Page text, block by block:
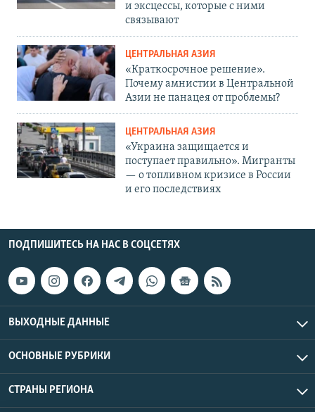
и эксцессы, которые с ними
связывают
ЦЕНТРАЛЬНАЯ АЗИЯ
«Краткосрочное решение».
Почему амнистии в Центральной
Азии не панацея от проблемы?
ЦЕНТРАЛЬНАЯ АЗИЯ
«Украина защищается и
поступает правильно». Мигранты
— о топливном кризисе в России
и его последствиях
ПОДПИШИТЕСЬ НА НАС В СОЦСЕТЯХ
ВЫХОДНЫЕ ДАННЫЕ
ОСНОВНЫЕ РУБРИКИ
СТРАНЫ РЕГИОНА